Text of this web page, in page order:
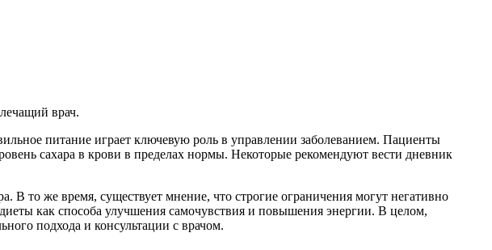
врач.
питание играет ключевую роль в управлении заболеванием. Пациенты
сахара в крови в пределах нормы. Некоторые рекомендуют вести дневник
В то же время, существует мнение, что строгие ограничения могут негативно
как способа улучшения самочувствия и повышения энергии. В целом,
подхода и консультации с врачом.